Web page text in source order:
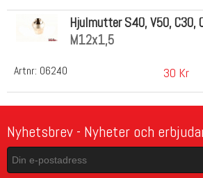
Artnr: 06240
Hjulmutter S40, V50, C30,
M12x1,5
30 Kr
Nyhetsbrev - Nyheter och